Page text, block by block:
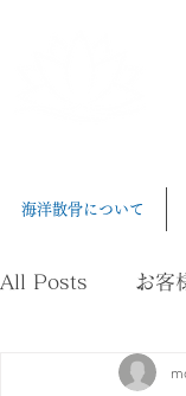
海洋散骨について
All Posts お客
ペット葬